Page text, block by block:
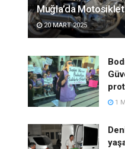
Muğla’da
20 MART 2025
1